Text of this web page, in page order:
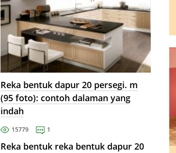
Reka bentuk dapur 20 persegi. m
(95 foto): contoh dalaman yang
indah
15779 1
Reka bentuk reka bentuk dapur 20